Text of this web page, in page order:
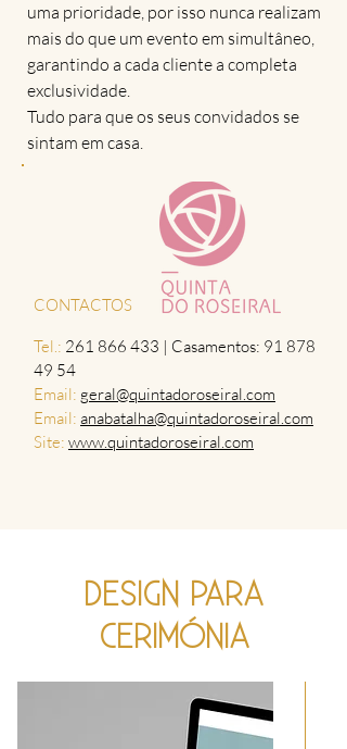
uma prioridade, por isso nunca realizam
mais do que um evento em simultâneo,
garantindo a cada cliente a completa
exclusividade.
Tudo para que os seus convidados se
sintam em casa.
CONTACTOS
Tel.: 261 866 433 | Casamentos: 91 878
49 54
Email: geral@quintadoroseiral.com
Email: anabatalha@quintadoroseiral.com
Site: www.quintadoroseiral.com
DESIGN PARA
CERIMÓNIA